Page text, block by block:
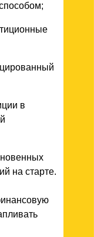
в
на старте.